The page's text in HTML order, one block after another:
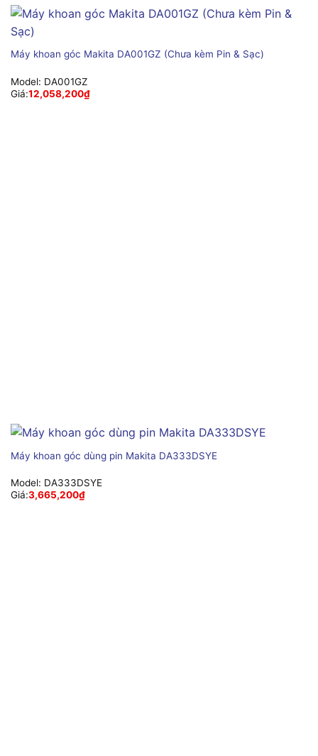
Máy khoan góc Makita DA001GZ (Chưa kèm Pin & Sạc)
Model: DA001GZ
Giá:12,058,200₫
Máy khoan góc dùng pin Makita DA333DSYE
Model: DA333DSYE
Giá:3,665,200₫